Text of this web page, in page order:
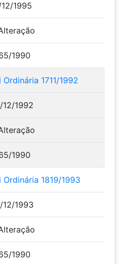
1995
1990
Ordinária 1711/1992
12/1992
1990
Ordinária 1819/1993
12/1993
1990